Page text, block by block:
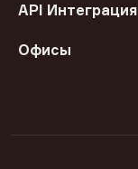
API Интеграция
Офисы